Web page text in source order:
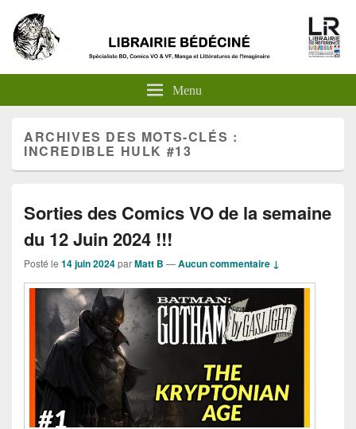
Menu
ARCHIVES DES MOTS-CLÉS :
INCREDIBLE HULK #13
Sorties des Comics VO de la semaine
du 12 Juin 2024 !!!
Posté le 14 juin 2024parMatt B —Aucun commentaire ↓